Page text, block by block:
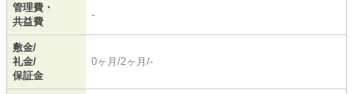
管理費・
共益費
-
敷金/
礼金/
保証金
0ヶ月/2ヶ月/-